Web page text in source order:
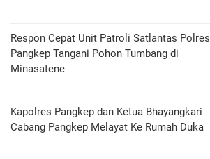
Respon Cepat Unit Patroli Satlantas Polres
Pangkep Tangani Pohon Tumbang di
Minasatene
Kapolres Pangkep dan Ketua Bhayangkari
Cabang Pangkep Melayat Ke Rumah Duka